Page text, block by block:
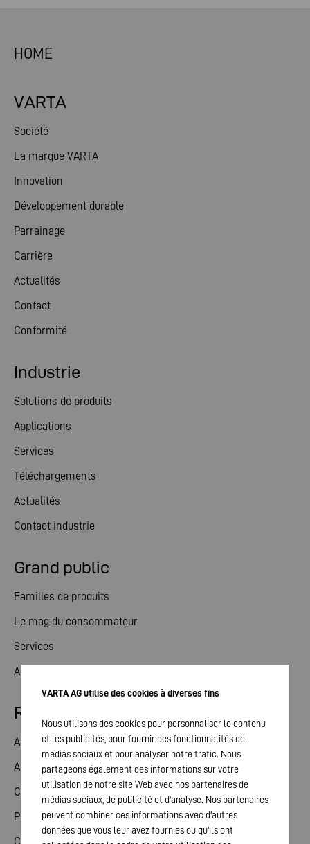
HOME
VARTA
Société
La marque VARTA
Innovation
Développement durable
Parrainage
Carrière
Actualités
Contact
Conformité
Grand public
Familles de produits
Le mag du consommateur
Services
Actualités
Industrie
Solutions de produits
Applications
Services
Téléchargements
Actualités
Contact industrie
Relations avec les investisseurs
Action
Assemblée générale
Calendrier financier
Publications
Contact investisseurs
VARTA AG utilise des cookies à diverses fins
Nous utilisons des cookies pour personnaliser le contenu
et les publicités, pour fournir des fonctionnalités de
médias sociaux et pour analyser notre trafic. Nous
partageons également des informations sur votre
utilisation de notre site Web avec nos partenaires de
médias sociaux, de publicité et d'analyse. Nos partenaires
peuvent combiner ces informations avec d'autres
données que vous leur avez fournies ou qu'ils ont